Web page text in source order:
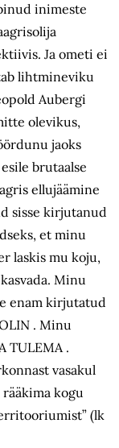
inimeste
Ja ometi ei
lihtmineviku
Aubergi
olevikus,
jaoks
brutaalse
ellujäämine
sisse kirjutanud
et minu
laskis mu koju,
Minu
enam kirjutatud
. Minu
TULEMA .
vasakul
kogu
(lk